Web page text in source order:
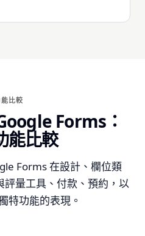
比較
Forms：
能比較
Forms 在設計、欄位類
量工具、付款、預約，以
特功能的表現。